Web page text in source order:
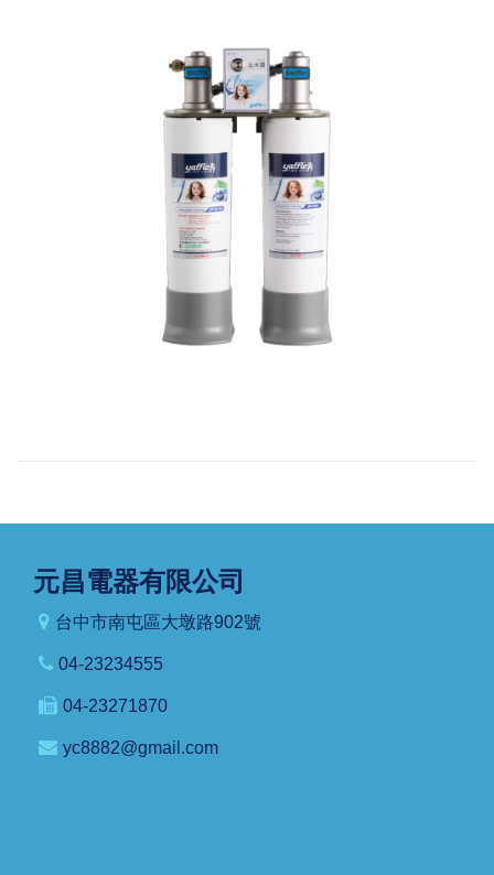
元昌電器有限公司
台中市南屯區大墩路902號
04-23234555
04-23271870
yc8882@gmail.com